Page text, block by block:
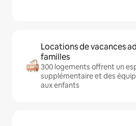
Locations de vacances
familles
300 logements offrent un
supplémentaire et des
aux enfants